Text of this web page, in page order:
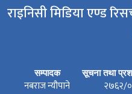
राइनिसी मिडिया एण्ड
सम्पादक
नबराज न्यौपाने
सूचना तथा
२७६२/